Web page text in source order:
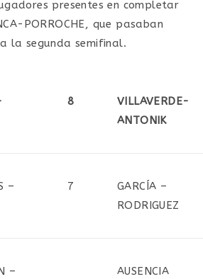
presentes en completar
PORROCHE, que pasaban
la segunda semifinal.
8
VILLAVERDE-
ANTONIK
–
7
GARCÍA –
RODRIGUEZ
–
AUSENCIA